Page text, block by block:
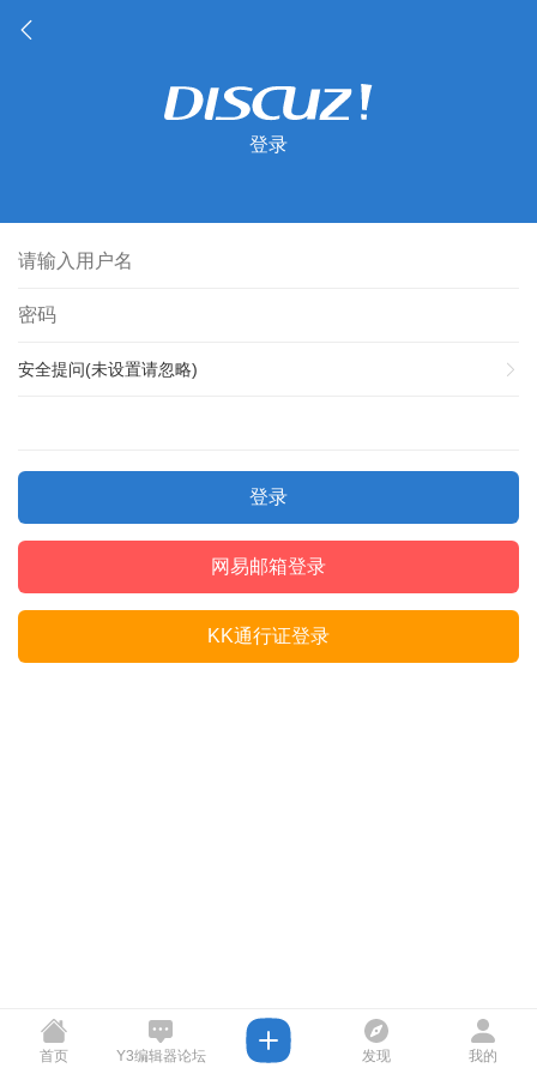
登录
安全提问(未设置请忽略)
登录
网易邮箱登录
KK通行证登录
首页 Y3编辑器论坛 发现 我的